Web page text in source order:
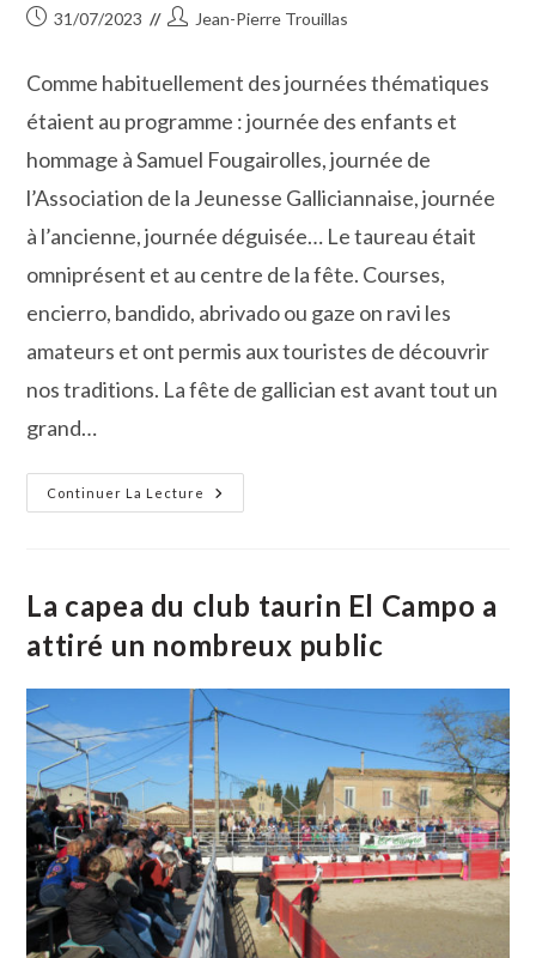
Publication
31/07/2023
Auteur/autrice
publication :
Jean-Pierre Trouillas
Comme habituellement des journées thématiques
étaient au programme : journée des enfants et
hommage à Samuel Fougairolles, journée de
l’Association de la Jeunesse Galliciannaise, journée
à l’ancienne, journée déguisée… Le taureau était
omniprésent et au centre de la fête. Courses,
encierro, bandido, abrivado ou gaze on ravi les
amateurs et ont permis aux touristes de découvrir
nos traditions. La fête de gallician est avant tout un
grand…
Continuer La Lecture
Retour
En
Votive
De
2023
La capea du club taurin El Campo a
attiré un nombreux public